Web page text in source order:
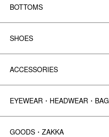
BOTTOMS
SHOES
ACCESSORIES
EYEWEAR・HEADWEAR・BAG
GOODS・ZAKKA